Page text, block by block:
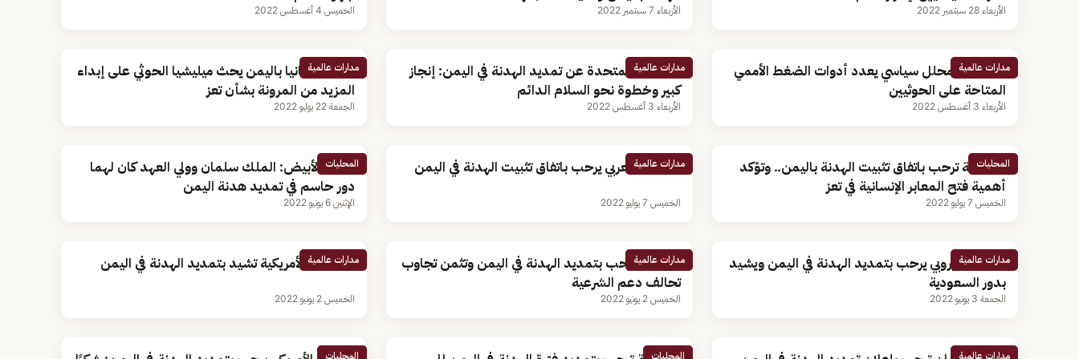
الأربعاء 28 سبتمبر 2022 الأربعاء 7 سبتمبر 2022 الخميس 4 أغسطس 2022
مدارات عالمية
بالفيديو.. محلل سياسي يعدد أدوات الضغط الأممي
المتاحة على الحوثيين
الأربعاء 3 أغسطس 2022
مدارات عالمية
المملكة المتحدة عن تمديد الهدنة في اليمن: إنجاز
كبير وخطوة نحو السلام الدائم
الأربعاء 3 أغسطس 2022
مدارات عالمية
سفير بريطانيا باليمن يحث ميليشيا الحوثي على إبداء
المزيد من المرونة بشأن تعز
الجمعة 22 يوليو 2022
المحليات
المملكة ترحب باتفاق تثبيت الهدنة باليمن.. وتؤكد
أهمية فتح المعابر الإنسانية في تعز
الخميس 7 يوليو 2022
مدارات عالمية
البرلمان العربي يرحب باتفاق تثبيت الهدنة في اليمن
الخميس 7 يوليو 2022
المحليات
البيت الأبيض: الملك سلمان وولي العهد كان لهما
دور حاسم في تمديد هدنة اليمن
الإثنين 6 يونيو 2022
مدارات عالمية
الاتحاد الأوروبي يرحب بتمديد الهدنة في اليمن ويشيد
بدور السعودية
الجمعة 3 يونيو 2022
مدارات عالمية
البحرين ترحب بتمديد الهدنة في اليمن وتثمن تجاوب
تحالف دعم الشرعية
الخميس 2 يونيو 2022
مدارات عالمية
الخارجية الأمريكية تشيد بتمديد الهدنة في اليمن
الخميس 2 يونيو 2022
مدارات عالمية المحليات المحليات